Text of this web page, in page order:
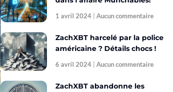
1 avril 2024 Aucun commentaire
ZachXBT harcelé par la police
américaine ? Détails chocs !
6 avril 2024 Aucun commentaire
ZachXBT abandonne les